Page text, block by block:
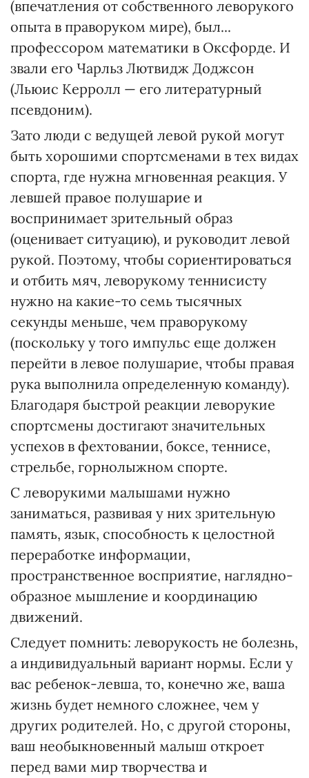
(впечатления от собственного леворукого
опыта в праворуком мире), был...
профессором математики в Оксфорде. И
звали его Чарльз Лютвидж Доджсон
(Льюис Керролл — его литературный
псевдоним).
Зато люди с ведущей левой рукой могут
быть хорошими спортсменами в тех видах
спорта, где нужна мгновенная реакция. У
левшей правое полушарие и
воспринимает зрительный образ
(оценивает ситуацию), и руководит левой
рукой. Поэтому, чтобы сориентироваться
и отбить мяч, леворукому теннисисту
нужно на какие-то семь тысячных
секунды меньше, чем праворукому
(поскольку у того импульс еще должен
перейти в левое полушарие, чтобы правая
рука выполнила определенную команду).
Благодаря быстрой реакции леворукие
спортсмены достигают значительных
успехов в фехтовании, боксе, теннисе,
стрельбе, горнолыжном спорте.
С леворукими малышами нужно
заниматься, развивая у них зрительную
память, язык, способность к целостной
переработке информации,
пространственное восприятие, наглядно-
образное мышление и координацию
движений.
Следует помнить: леворукость не болезнь,
а индивидуальный вариант нормы. Если у
вас ребенок-левша, то, конечно же, ваша
жизнь будет немного сложнее, чем у
других родителей. Но, с другой стороны,
ваш необыкновенный малыш откроет
перед вами мир творчества и